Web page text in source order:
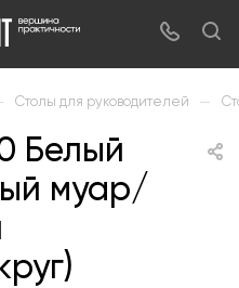
Столы для руководителей —
Белый
муар/